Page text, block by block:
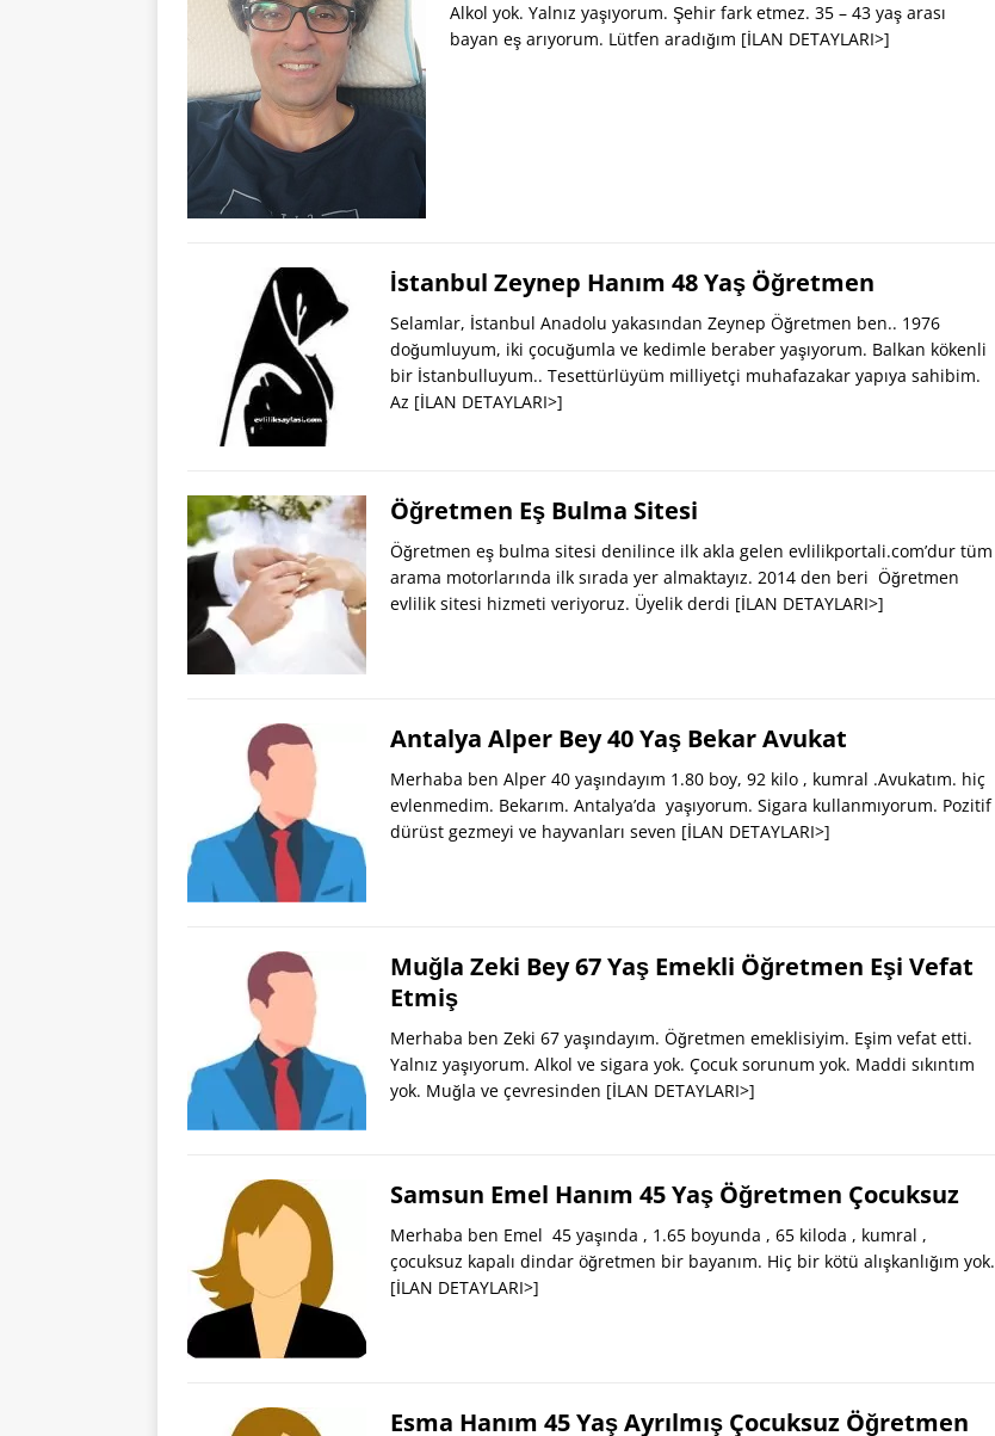
Alkol yok. Yalnız yaşıyorum. Şehir fark etmez. 35 – 43 yaş arası
bayan eş arıyorum. Lütfen aradığım [İLAN DETAYLARI>]
İstanbul Zeynep Hanım 48 Yaş Öğretmen
Selamlar, İstanbul Anadolu yakasından Zeynep Öğretmen ben.. 1976
doğumluyum, iki çocuğumla ve kedimle beraber yaşıyorum. Balkan kökenli
bir İstanbulluyum.. Tesettürlüyüm milliyetçi muhafazakar yapıya sahibim.
Az [İLAN DETAYLARI>]
Öğretmen Eş Bulma Sitesi
Öğretmen eş bulma sitesi denilince ilk akla gelen evlilikportali.com’dur tüm
arama motorlarında ilk sırada yer almaktayız. 2014 den beri Öğretmen
evlilik sitesi hizmeti veriyoruz. Üyelik derdi [İLAN DETAYLARI>]
Antalya Alper Bey 40 Yaş Bekar Avukat
Merhaba ben Alper 40 yaşındayım 1.80 boy, 92 kilo , kumral .Avukatım. hiç
evlenmedim. Bekarım. Antalya’da yaşıyorum. Sigara kullanmıyorum. Pozitif
dürüst gezmeyi ve hayvanları seven [İLAN DETAYLARI>]
Muğla Zeki Bey 67 Yaş Emekli Öğretmen Eşi Vefat
Etmiş
Merhaba ben Zeki 67 yaşındayım. Öğretmen emeklisiyim. Eşim vefat etti.
Yalnız yaşıyorum. Alkol ve sigara yok. Çocuk sorunum yok. Maddi sıkıntım
yok. Muğla ve çevresinden [İLAN DETAYLARI>]
Samsun Emel Hanım 45 Yaş Öğretmen Çocuksuz
Merhaba ben Emel 45 yaşında , 1.65 boyunda , 65 kiloda , kumral ,
çocuksuz kapalı dindar öğretmen bir bayanım. Hiç bir kötü alışkanlığım yok.
[İLAN DETAYLARI>]
Esma Hanım 45 Yaş Ayrılmış Çocuksuz Öğretmen